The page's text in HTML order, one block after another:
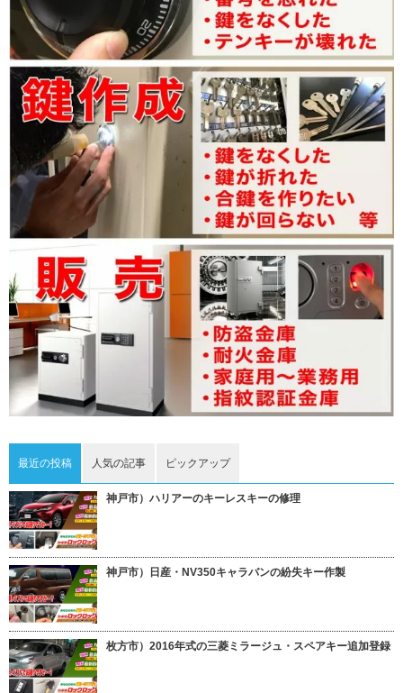
最近の投稿 人気の記事 ピックアップ
神戸市）ハリアーのキーレスキーの修理
神戸市）日産・NV350キャラバンの紛失キー作製
枚方市）2016年式の三菱ミラージュ・スペアキー追加登録